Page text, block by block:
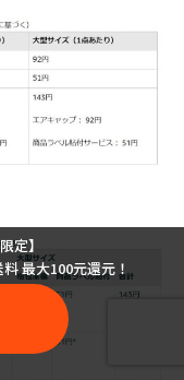
定】
最大100元還元！